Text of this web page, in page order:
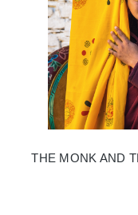
THE MONK AND